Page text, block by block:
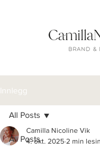
Innlegg
All Posts
All Posts
Camilla Nicoline Vik
4. okt. 2025 2 min